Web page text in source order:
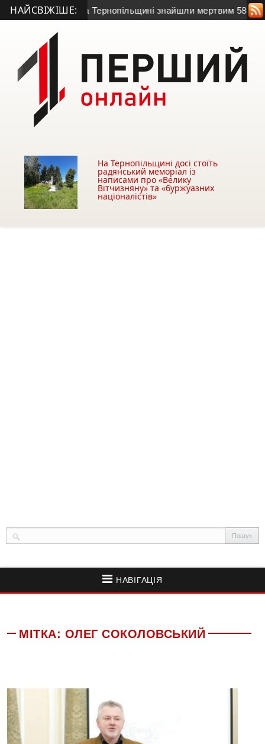
НАЙСВІЖІШЕ:
на зв’язок: на Тернопільщині знайшли мертвим 58-річного
На Тернопільщині досі стоїть
радянський меморіал із
написами про «Велику
Вітчизняну» та «буржуазних
націоналістів»
НАВІГАЦІЯ
МІТКА: ОЛЕГ СОКОЛОВСЬКИЙ